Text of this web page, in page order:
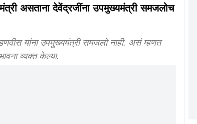
असताना देवेंद्रजींना उपमुख्यमंत्री समजलोच
यांना उपमुख्यमंत्री समजलो नाही. असं म्हणत
व्यक्त केल्या.